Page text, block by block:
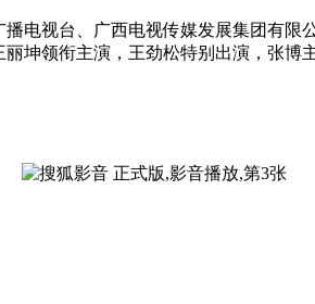
电视台、广西电视传媒发展集团有
坤领衔主演，王劲松特别出演，张博